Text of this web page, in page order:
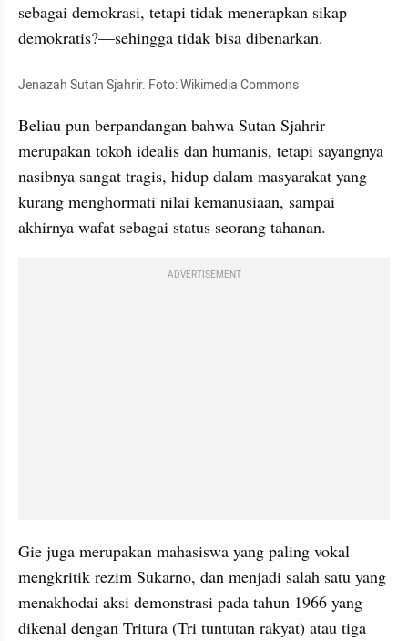
sebagai demokrasi, tetapi tidak menerapkan sikap
demokratis?—sehingga tidak bisa dibenarkan.
Jenazah Sutan Sjahrir. Foto: Wikimedia Commons
Beliau pun berpandangan bahwa Sutan Sjahrir
merupakan tokoh idealis dan humanis, tetapi sayangnya
nasibnya sangat tragis, hidup dalam masyarakat yang
kurang menghormati nilai kemanusiaan, sampai
akhirnya wafat sebagai status seorang tahanan.
ADVERTISEMENT
Gie juga merupakan mahasiswa yang paling vokal
mengkritik rezim Sukarno, dan menjadi salah satu yang
menakhodai aksi demonstrasi pada tahun 1966 yang
dikenal dengan Tritura (Tri tuntutan rakyat) atau tiga